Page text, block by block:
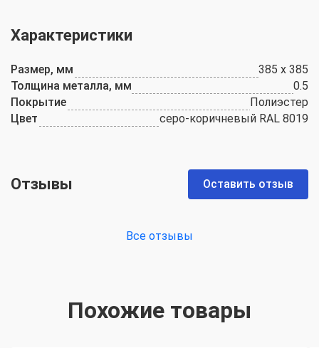
Характеристики
Размер, мм
385 х 385
Толщина металла, мм
0.5
Покрытие
Полиэстер
Цвет
серо-коричневый RAL 8019
Отзывы Оставить отзыв
Все отзывы
Похожие товары